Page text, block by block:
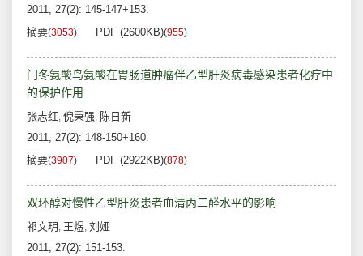
2011, 27(2): 145-147+153.
摘要(3053) PDF (2600KB)(955)
门冬氨酸鸟氨酸在胃肠道肿瘤伴乙型肝炎病毒感染患者化疗中
的保护作用
张志红, 倪秉强, 陈日新
2011, 27(2): 148-150+160.
摘要(3907) PDF (2922KB)(878)
双环醇对慢性乙型肝炎患者血清丙二醛水平的影响
祁文玥 , 王煜, 刘娅
2011, 27(2): 151-153.